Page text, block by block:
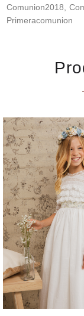
Comunion2018
Primeracomunion